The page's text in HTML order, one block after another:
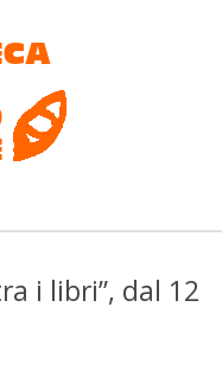
i libri”, dal 12